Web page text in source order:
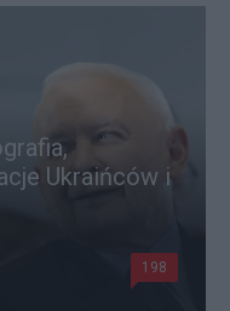
Ukraińców i
198